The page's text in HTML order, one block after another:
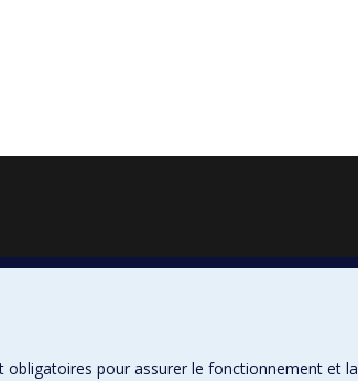
obligatoires pour assurer le fonctionnement et la